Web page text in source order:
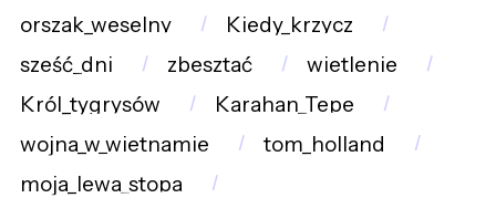
orszak_weselny
Kiedy_krzycz
sześć_dni
zbesztać
wietlenie
Król_tygrysów
Karahan_Tepe
wojna_w_wietnamie
tom_holland
moja_lewa_stopa